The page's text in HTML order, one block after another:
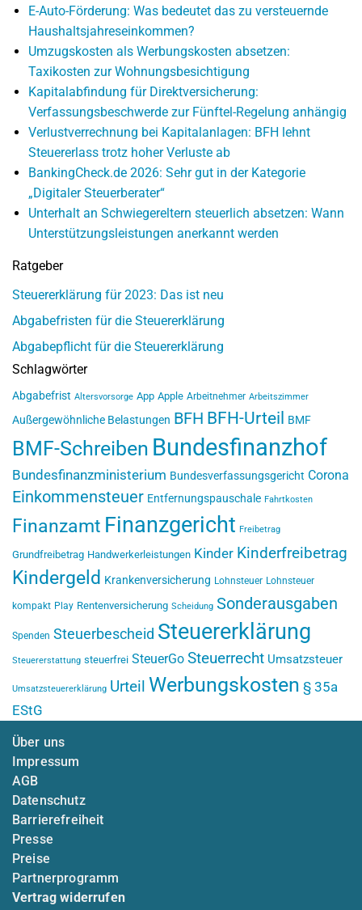
E-Auto-Förderung: Was bedeutet das zu versteuernde
Haushaltsjahreseinkommen?
Umzugskosten als Werbungskosten absetzen:
Taxikosten zur Wohnungsbesichtigung
Kapitalabfindung für Direktversicherung:
Verfassungsbeschwerde zur Fünftel-Regelung anhängig
Verlustverrechnung bei Kapitalanlagen: BFH lehnt
Steuererlass trotz hoher Verluste ab
BankingCheck.de 2026: Sehr gut in der Kategorie
„Digitaler Steuerberater“
Unterhalt an Schwiegereltern steuerlich absetzen: Wann
Unterstützungsleistungen anerkannt werden
Ratgeber
Steuererklärung für 2023: Das ist neu
Abgabefristen für die Steuererklärung
Abgabepflicht für die Steuererklärung
Schlagwörter
Abgabefrist Altersvorsorge App Apple Arbeitnehmer Arbeitszimmer
Außergewöhnliche Belastungen BFH BFH-Urteil BMF
BMF-Schreiben Bundesfinanzhof
Bundesfinanzministerium Bundesverfassungsgericht Corona
Einkommensteuer Entfernungspauschale Fahrtkosten
Finanzamt Finanzgericht Freibetrag
Grundfreibetrag Handwerkerleistungen Kinder Kinderfreibetrag
Kindergeld Krankenversicherung Lohnsteuer Lohnsteuer
kompakt Play Rentenversicherung Scheidung Sonderausgaben
Spenden Steuerbescheid Steuererklärung
Steuererstattung steuerfrei SteuerGo Steuerrecht Umsatzsteuer
Umsatzsteuererklärung Urteil Werbungskosten § 35a
EStG
Über uns
Impressum
AGB
Datenschutz
Barrierefreiheit
Presse
Preise
Partnerprogramm
Vertrag widerrufen